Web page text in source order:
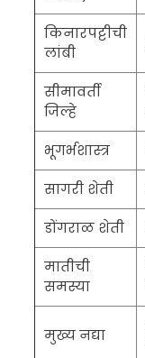
किनारपट्टीची
लांबी
सीमावर्ती
जिल्हे
भूगर्भशास्त्र
सागरी शेती
डोंगराळ शेती
मातीची
समस्या
मुख्य नद्या